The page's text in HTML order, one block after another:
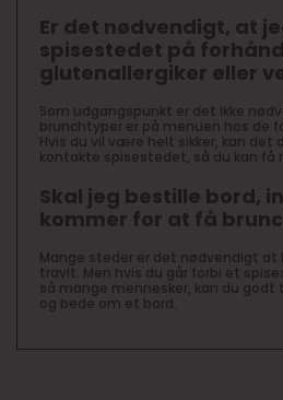
Er det nødvendigt, at
spisestedet på
glutenallergiker eller
Som udgangspunkt er det ikke
brunchtyper er på menuen hos de
Hvis du vil være helt sikker, kan
kontakte spisestedet, så du kan få
Skal jeg bestille bord,
kommer for at få
Mange steder er det nødvendigt at
travlt. Men hvis du går forbi et
så mange mennesker, kan du godt
og bede om et bord.